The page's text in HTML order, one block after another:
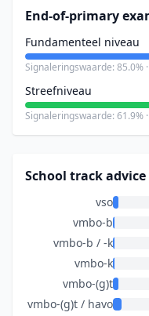
End-of-primary
Fundamenteel niveau
Signaleringswaarde: 85.0%
Streefniveau
Signaleringswaarde: 61.9%
School track advice
vso
vmbo-b
vmbo-b / -k
vmbo-k
vmbo-(g)t
vmbo-(g)t / havo